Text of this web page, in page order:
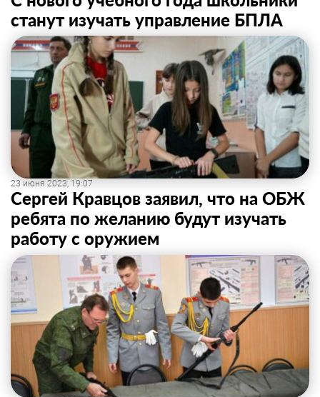
станут изучать управление БПЛА
23 июня 2023, 19:07
Сергей Кравцов заявил, что на ОБЖ
ребята по желанию будут изучать
работу с оружием